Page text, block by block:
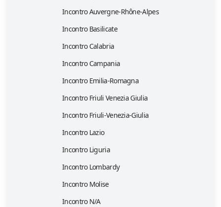
Incontro Auvergne-Rhône-Alpes
Incontro Basilicate
Incontro Calabria
Incontro Campania
Incontro Emilia-Romagna
Incontro Friuli Venezia Giulia
Incontro Friuli-Venezia-Giulia
Incontro Lazio
Incontro Liguria
Incontro Lombardy
Incontro Molise
Incontro N/A